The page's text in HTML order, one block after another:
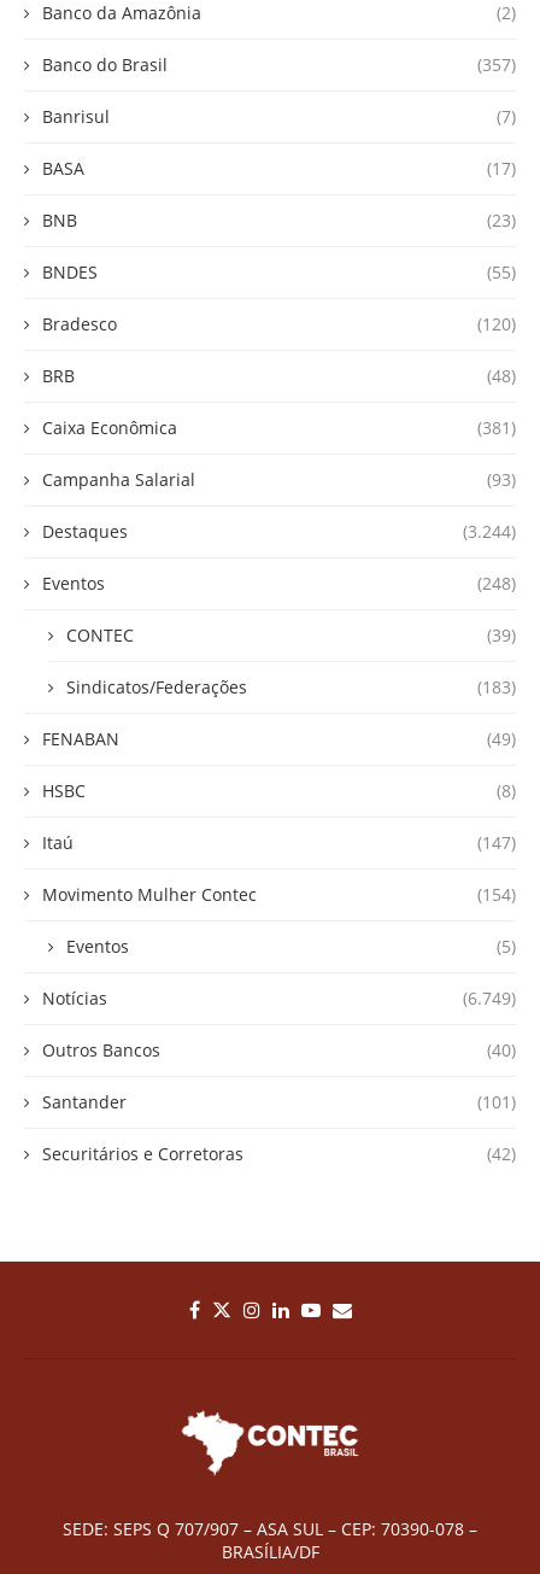
Banco da Amazônia (2)
Banco do Brasil (357)
Banrisul (7)
BASA (17)
BNB (23)
BNDES (55)
Bradesco (120)
BRB (48)
Caixa Econômica (381)
Campanha Salarial (93)
Destaques (3.244)
Eventos (248)
CONTEC (39)
Sindicatos/Federações (183)
FENABAN (49)
HSBC (8)
Itaú (147)
Movimento Mulher Contec (154)
Eventos (5)
Notícias (6.749)
Outros Bancos (40)
Santander (101)
Securitários e Corretoras (42)
SEDE: SEPS Q 707/907 – ASA SUL – CEP: 70390-078 –
BRASÍLIA/DF